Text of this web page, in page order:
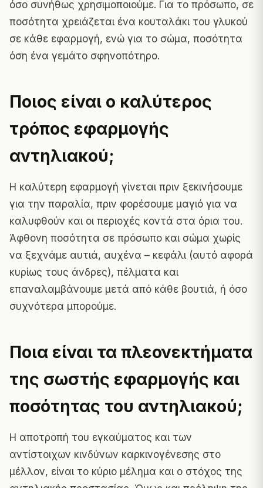
όσο συνήθως χρησιμοποιούμε. Για το πρόσωπο, σε
ποσότητα χρειάζεται ένα κουταλάκι του γλυκού
σε κάθε εφαρμογή, ενώ για το σώμα, ποσότητα
όση ένα γεμάτο σφηνοπότηρο.
Ποιος είναι ο καλύτερος
τρόπος εφαρμογής
αντηλιακού;
Η καλύτερη εφαρμογή γίνεται πριν ξεκινήσουμε
για την παραλία, πριν φορέσουμε μαγιό για να
καλυφθούν και οι περιοχές κοντά στα όρια του.
Άφθονη ποσότητα σε πρόσωπο και σώμα χωρίς
να ξεχνάμε αυτιά, αυχένα – κεφάλι (αυτό αφορά
κυρίως τους άνδρες), πέλματα και
επαναλαμβάνουμε μετά από κάθε βουτιά, ή όσο
συχνότερα μπορούμε.
Ποια είναι τα πλεονεκτήματα
της σωστής εφαρμογής και
ποσότητας του αντηλιακού;
Η αποτροπή του εγκαύματος και των
αντίστοιχων κινδύνων καρκινογένεσης στο
μέλλον, είναι το κύριο μέλημα και ο στόχος της